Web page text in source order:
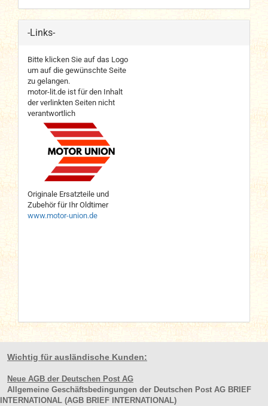
-Links-
Bitte klicken Sie auf das Logo
um auf die gewünschte Seite
zu gelangen.
motor-lit.de ist für den Inhalt
der verlinkten Seiten nicht
verantwortlich
Originale Ersatzteile und
Zubehör für Ihr Oldtimer
www.motor-union.de
Wichtig für ausländische Kunden:
Neue AGB der Deutschen Post AG
Allgemeine Geschäftsbedingungen der Deutschen Post AG BRIEF
INTERNATIONAL (AGB BRIEF INTERNATIONAL)